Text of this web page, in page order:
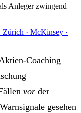
Anleger zwingend
· McKinsey ·
Coaching
vor der
gesehen